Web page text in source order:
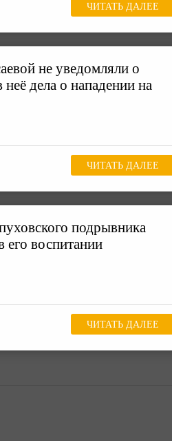
ЧИТАТЬ ДАЛЕЕ
не уведомляли о
дела о нападении на
ЧИТАТЬ ДАЛЕЕ
подрывника
его воспитании
ЧИТАТЬ ДАЛЕЕ